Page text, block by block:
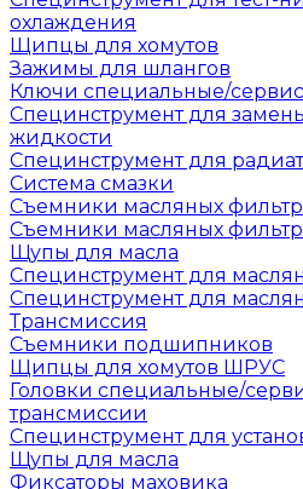
охлаждения
Щипцы для хомутов
Зажимы для шлангов
Ключи специальные/
Специнструмент для
жидкости
Специнструмент для
Система смазки
Съемники масляных
Съемники масляных
Щупы для масла
Специнструмент для
Специнструмент для
Трансмиссия
Съемники подшипников
Щипцы для хомутов ШРУС
Головки специальные/
трансмиссии
Специнструмент для
Щупы для масла
Фиксаторы маховика